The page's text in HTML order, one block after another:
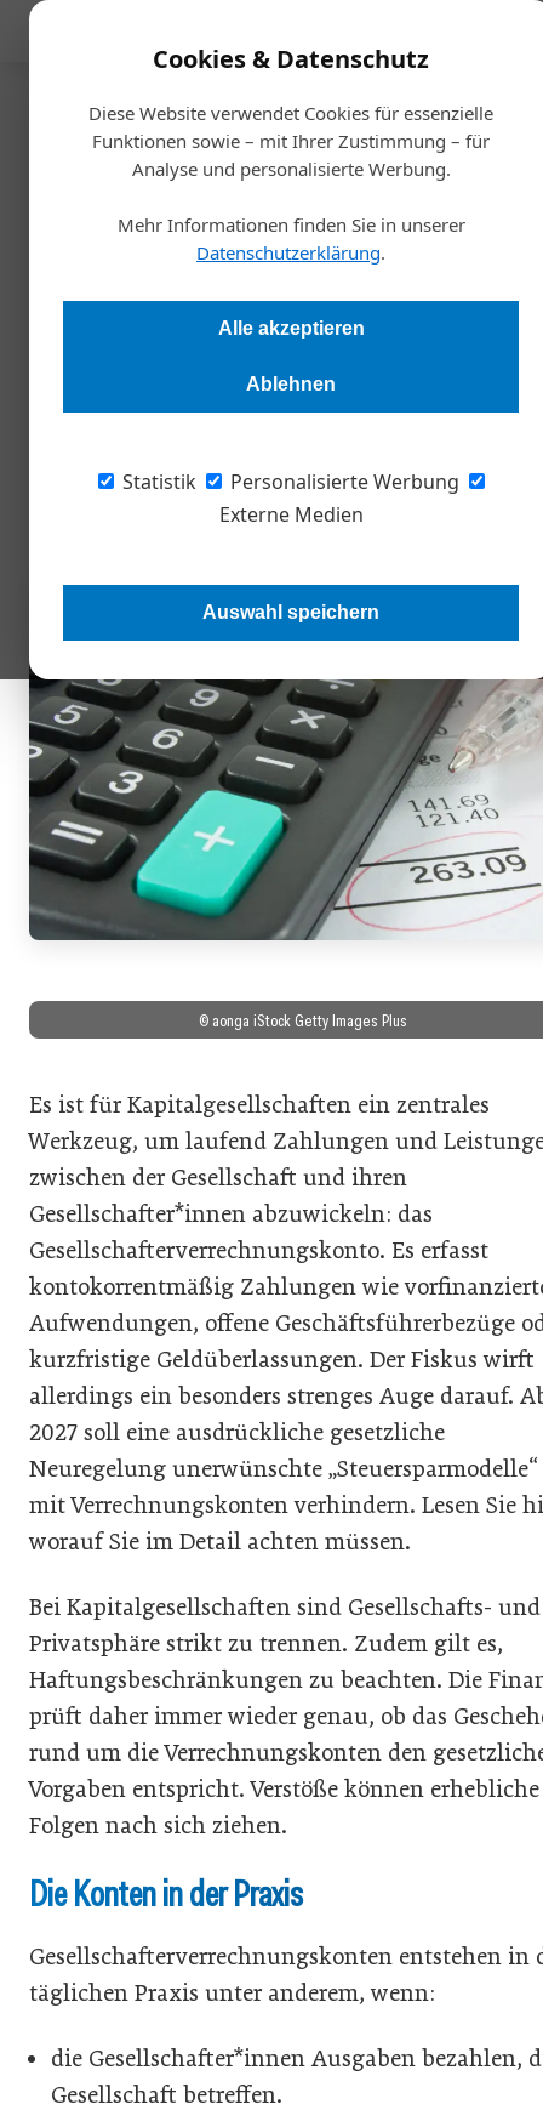
Cookies & Datenschutz
Diese Website verwendet Cookies für essenzielle
Funktionen sowie – mit Ihrer Zustimmung – für
Analyse und personalisierte Werbung.
Mehr Informationen finden Sie in unserer
Datenschutzerklärung.
Alle akzeptieren
Ablehnen
Statistik
Personalisierte Werbung
Externe Medien
Auswahl speichern
Startseite/ Steuertipp
Ausschüttungsfiktion ab 2027
Gesellschafterverrechnungskonten sind ein zentrales
Zahlungen und Leistungen zwischen Kapitalgesellschaften und
bestimmte Gestaltungen mit Verrechnungskonten steuerlich
erfassen. Worauf dabei zu achten ist.
© aonga iStock Getty Images Plus
Es ist für Kapitalgesellschaften ein zentrales
Werkzeug, um laufend Zahlungen und
zwischen der Gesellschaft und ihren
Gesellschafter*innen abzuwickeln: das
Gesellschafterverrechnungskonto. Es erfasst
kontokorrentmäßig Zahlungen wie
Aufwendungen, offene Geschäftsführerbezüge
kurzfristige Geldüberlassungen. Der Fiskus wirft
allerdings ein besonders strenges Auge darauf.
2027 soll eine ausdrückliche gesetzliche
Neuregelung unerwünschte „Steuersparmodelle“
mit Verrechnungskonten verhindern. Lesen Sie
worauf Sie im Detail achten müssen.
Bei Kapitalgesellschaften sind Gesellschafts- und
Privatsphäre strikt zu trennen. Zudem gilt es,
Haftungsbeschränkungen zu beachten. Die
prüft daher immer wieder genau, ob das
rund um die Verrechnungskonten den
Vorgaben entspricht. Verstöße können erhebliche
Folgen nach sich ziehen.
Die Konten in der Praxis
Gesellschafterverrechnungskonten entstehen in
täglichen Praxis unter anderem, wenn:
die Gesellschafter*innen Ausgaben bezahlen,
Gesellschaft betreffen.